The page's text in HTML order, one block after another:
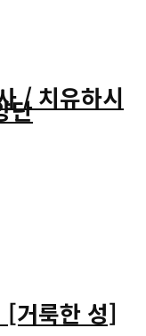
/ 치유하시
단
[거룩한 성]